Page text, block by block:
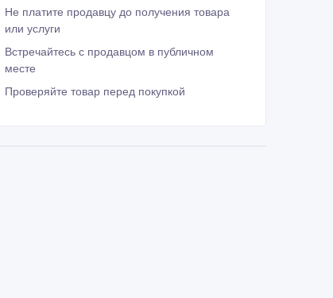
Не платите продавцу до получения товара
или услуги
Встречайтесь с продавцом в публичном
месте
Проверяйте товар перед покупкой